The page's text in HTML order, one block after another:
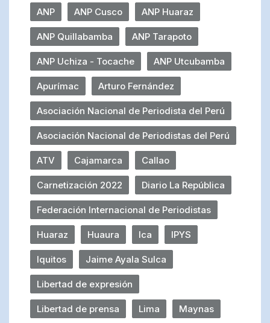
ANP ANP Cusco ANP Huaraz
ANP Quillabamba ANP Tarapoto
ANP Uchiza - Tocache ANP Utcubamba
Apurímac Arturo Fernández
Asociación Nacional de Periodista del Perú
Asociación Nacional de Periodistas del Perú
ATV Cajamarca Callao
Carnetización 2022 Diario La República
Federación Internacional de Periodistas
Huaraz Huaura Ica IPYS
Iquitos Jaime Ayala Sulca
Libertad de expresión
Libertad de prensa Lima Maynas